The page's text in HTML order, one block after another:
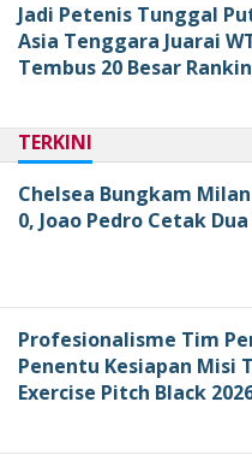
Jadi Petenis Tunggal
Asia Tenggara Juarai
Tembus 20 Besar
TERKINI
Chelsea Bungkam
0, Joao Pedro Cetak
Profesionalisme Tim
Penentu Kesiapan Misi
Exercise Pitch Black